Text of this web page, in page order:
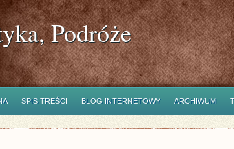
Podróże
SPIS TREŚCI BLOG INTERNETOWY ARCHIWUM